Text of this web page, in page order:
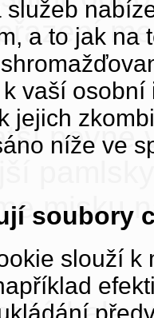
služeb
a to jak na
vaší
jejich
níže ve
soubory
slouží k
pevné
misku